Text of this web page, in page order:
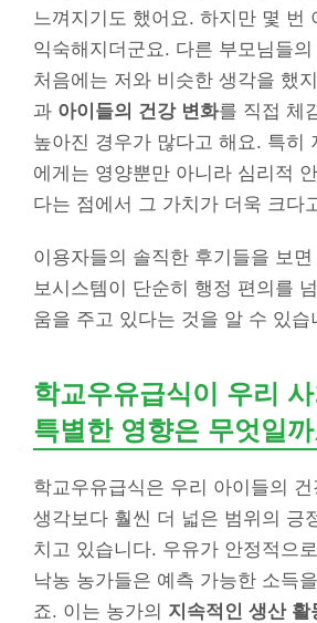
느껴지기도 했어요. 하지만 몇 번
익숙해지더군요. 다른 부모님들
처음에는 저와 비슷한 생각을 했
과 아이들의 건강 변화를 직접 체
높아진 경우가 많다고 해요. 특히
에게는 영양뿐만 아니라 심리적
다는 점에서 그 가치가 더욱 크다
이용자들의 솔직한 후기들을 보
보시스템이 단순히 행정 편의를
움을 주고 있다는 것을 알 수 있습
학교우유급식이 우리
특별한 영향은 무엇일
학교우유급식은 우리 아이들의
생각보다 훨씬 더 넓은 범위의 긍
치고 있습니다. 우유가 안정적으
낙농 농가들은 예측 가능한 소득
죠. 이는 농가의 지속적인 생산 활